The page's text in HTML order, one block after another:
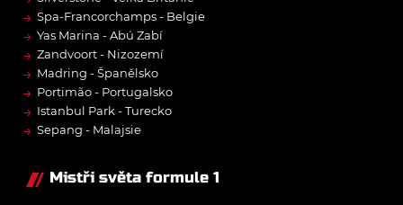
→ Spa-Francorchamps - Belgie
→ Yas Marina - Abú Zabí
→ Zandvoort - Nizozemí
→ Madring - Španělsko
→ Portimão - Portugalsko
→ Istanbul Park - Turecko
→ Sepang - Malajsie
Mistři světa formule 1